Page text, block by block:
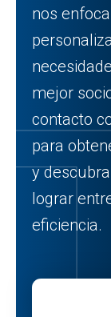
nos
mejor
contacto
para
y
lograr
eficiencia.